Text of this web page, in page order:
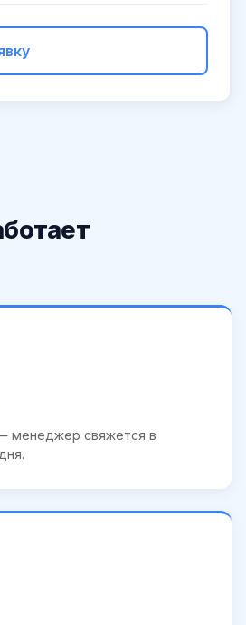
менеджер свяжется в